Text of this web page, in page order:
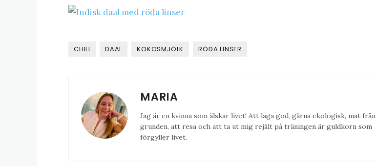
CHILI DAAL KOKOSMJÖLK RÖDA LINSER
MARIA
Jag är en kvinna som älskar livet! Att laga god, gärna ekologisk, mat från
grunden, att resa och att ta ut mig rejält på träningen är guldkorn som
förgyller livet.